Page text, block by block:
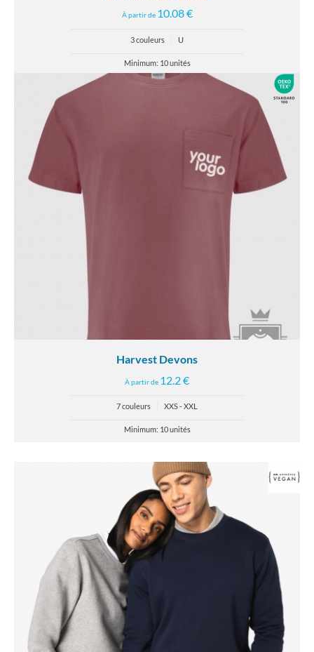
À partir de 10.08 €
3 couleurs U
Minimum: 10 unités
Harvest Devons
À partir de 12.2 €
7 couleurs XXS - XXL
Minimum: 10 unités